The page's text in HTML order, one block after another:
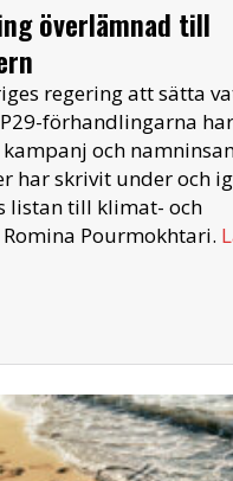
överlämnad till
regering att sätta
förhandlingarna
och
har skrivit under och
listan till klimat- och
Pourmokhtari.